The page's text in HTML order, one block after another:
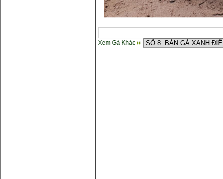
Xem Gà Khác